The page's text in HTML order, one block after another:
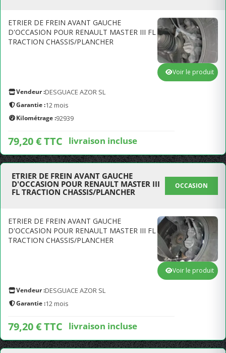
ETRIER DE FREIN AVANT GAUCHE
D'OCCASION POUR RENAULT MASTER III FL
TRACTION CHASSIS/PLANCHER
Vendeur :DESGUACE AZOR SL
Garantie :12 mois
Kilométrage :92939
79,20 € TTC livraison incluse
Voir le produit
ETRIER DE FREIN AVANT GAUCHE
D'OCCASION POUR RENAULT MASTER III
FL TRACTION CHASSIS/PLANCHER
OCCASION
ETRIER DE FREIN AVANT GAUCHE
D'OCCASION POUR RENAULT MASTER III FL
TRACTION CHASSIS/PLANCHER
Vendeur :DESGUACE AZOR SL
Garantie :12 mois
79,20 € TTC livraison incluse
Voir le produit